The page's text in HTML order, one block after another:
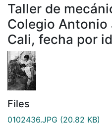
Taller de
Colegio Antonio
Cali, fecha por
Files
0102436.JPG (20.82 KB)